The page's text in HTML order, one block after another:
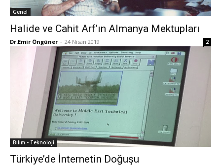
Genel
Halide ve Cahit Arf’ın Almanya Mektupları
Dr.Emir Öngüner - 24 Nisan 2019 2
Bilim - Teknoloji
Türkiye’de İnternetin Doğuşu